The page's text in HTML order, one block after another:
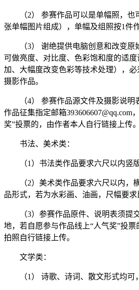
（2） 参赛作品可以是单幅照，也
张单幅图片组成），单幅及组照按1件
（3） 谢绝提供电脑创意和改变原
可做亮度、对比度、色彩饱和度的适
加、大幅度改变色彩等技术处理），必
摄影作品。
（4） 参赛作品源文件及摄影说明
作品征集指定邮箱393606607@qq.com
奖”投票的，由作者本人自行链接上传。
书法、美术类：
（1）书法类作品要求六尺以内竖版
（2）美术类作品要求六尺以内，
品形式，若为水彩画、油画，尺幅要求
（3）参赛作品原件、说明表须提
地，若自愿参与作品线上“人气奖”投
拍照自行链接上传。
文学类：
（1） 诗歌、诗词、散文形式均可